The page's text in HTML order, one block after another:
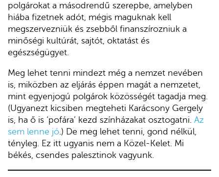
polgárokat a másodrendű szerepbe, amelyben
hiába fizetnek adót, mégis maguknak kell
megszervezniük és zsebből finanszírozniuk a
minőségi kultúrát, sajtót, oktatást és
egészségügyet.
Meg lehet tenni mindezt még a nemzet nevében
is, miközben az eljárás éppen magát a nemzetet,
mint egyenjogú polgárok közösségét tagadja meg.
(Ugyanezt kicsiben megteheti Karácsony Gergely
is, ha ő is ‘pofára’ kezd színházakat osztogatni. Az
sem lenne jó.) De meg lehet tenni, gond nélkül,
tényleg. Ez itt ugyanis nem a Közel-Kelet. Mi
békés, csendes palesztinok vagyunk.